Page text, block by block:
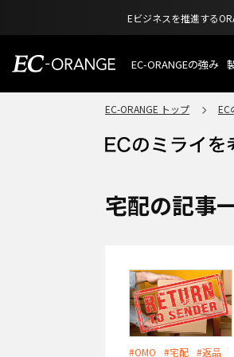
Eビジネスを推進する
EC-ORANGEの強み
選ばれる理由
ECサイトのリプレイ
機能一覧
外部サービス連携
インフラ環境・サポ
EC-ORANGE トップ EC
宅配の記事
#OMO #宅配 #返品